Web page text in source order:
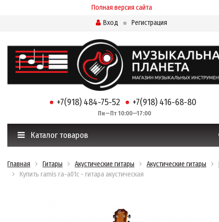
Полная версия сайта
Вход
Регистрация
+7(918) 484-75-52 +7(918) 416-68-80
Пн—Пт 10:00—17:00
Каталог товаров
Главная Гитары Акустические гитары Акустические гитары
Купить ramis ra-a01c - гитара акустическая